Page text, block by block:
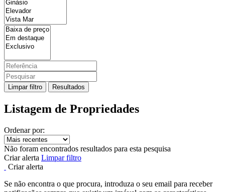
Limpar filtro Resultados
Listagem de Propriedades
Ordenar por:
Não foram encontrados resultados para esta pesquisa
Criar alerta Limpar filtro
Criar alerta
Se não encontra o que procura, introduza o seu email para receber